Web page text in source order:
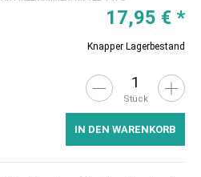
17,95 € *
Knapper Lagerbestand
Stück
IN DEN WARENKORB